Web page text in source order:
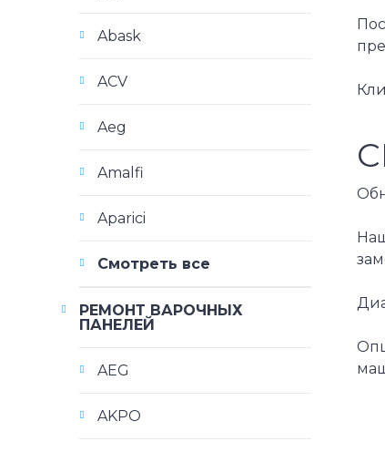
Abask
ACV
Aeg
Amalfi
Aparici
Смотреть все
РЕМОНТ ВАРОЧНЫХ
ПАНЕЛЕЙ
AEG
AKPO